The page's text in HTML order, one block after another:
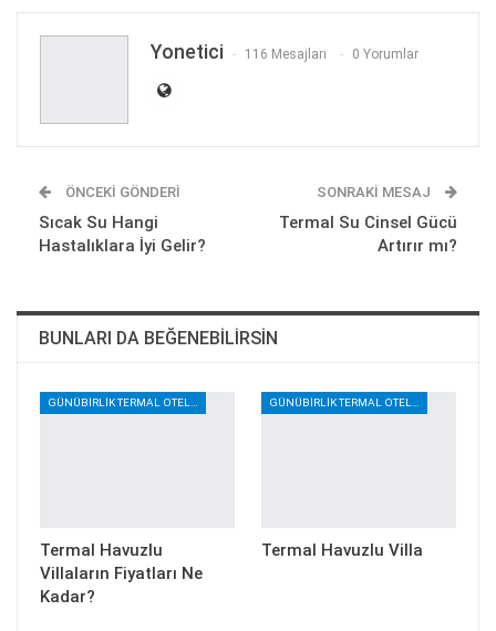
E-posta
Yonetici 116 Mesajları 0 Yorumlar
ÖNCEKI GÖNDERI
Sıcak Su Hangi
Hastalıklara İyi Gelir?
SONRAKI MESAJ
Termal Su Cinsel Gücü
Artırır mı?
BUNLARI DA BEĞENEBILIRSIN
GÜNÜBIRLIK TERMAL OTELLER
Termal Havuzlu
Villaların Fiyatları Ne
Kadar?
GÜNÜBIRLIK TERMAL OTELLER
Termal Havuzlu Villa